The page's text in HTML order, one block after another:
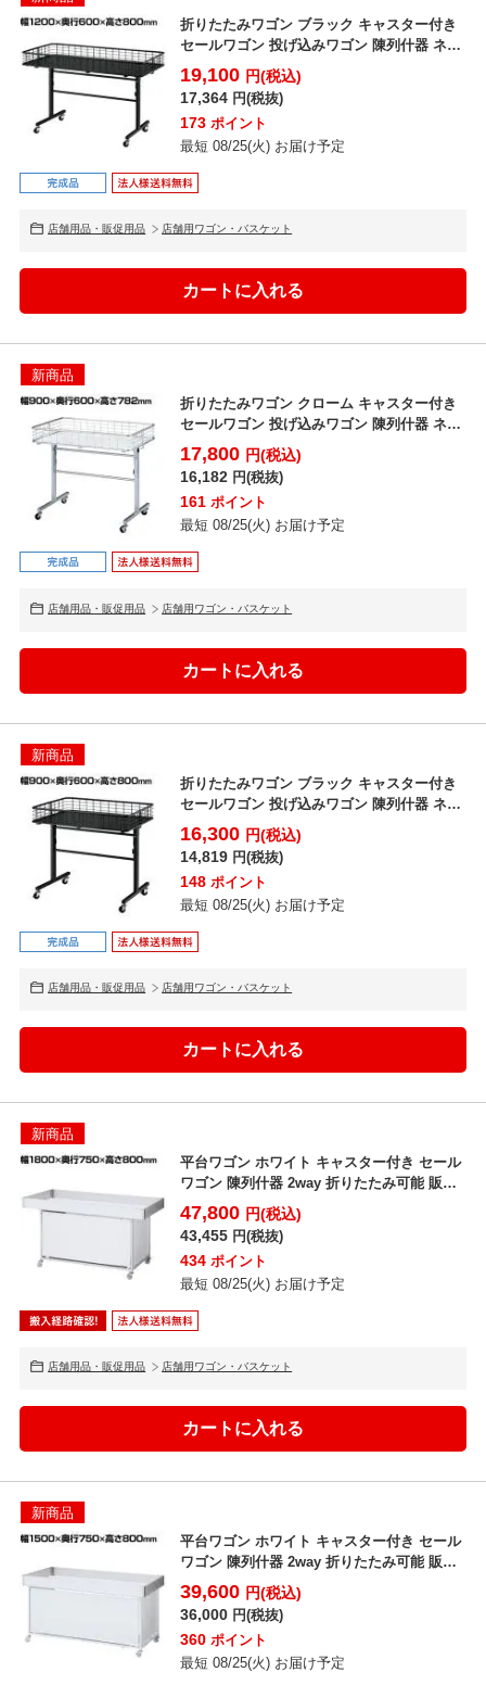
折りたたみワゴン ブラック キャスター付き
セールワゴン 投げ込みワゴン 陳列什器 ネッ
トワゴン バ...
19,100 円(税込)
17,364 円(税抜)
173 ポイント
最短 08/25(火) お届け予定
店舗用品・販促用品 店舗用ワゴン・バスケット
新商品
折りたたみワゴン クローム キャスター付き
セールワゴン 投げ込みワゴン 陳列什器 ネッ
トワゴン バ...
17,800 円(税込)
16,182 円(税抜)
161 ポイント
最短 08/25(火) お届け予定
店舗用品・販促用品 店舗用ワゴン・バスケット
新商品
折りたたみワゴン ブラック キャスター付き
セールワゴン 投げ込みワゴン 陳列什器 ネッ
トワゴン バ...
16,300 円(税込)
14,819 円(税抜)
148 ポイント
最短 08/25(火) お届け予定
店舗用品・販促用品 店舗用ワゴン・バスケット
新商品
平台ワゴン ホワイト キャスター付き セール
ワゴン 陳列什器 2way 折りたたみ可能 販売
台 店舗...
47,800 円(税込)
43,455 円(税抜)
434 ポイント
最短 08/25(火) お届け予定
店舗用品・販促用品 店舗用ワゴン・バスケット
新商品
平台ワゴン ホワイト キャスター付き セール
ワゴン 陳列什器 2way 折りたたみ可能 販売
台 店舗...
39,600 円(税込)
36,000 円(税抜)
360 ポイント
最短 08/25(火) お届け予定